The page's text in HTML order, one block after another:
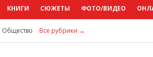
КНИГИ СЮЖЕТЫ ФОТО/ВИДЕО
Общество Все рубрики →